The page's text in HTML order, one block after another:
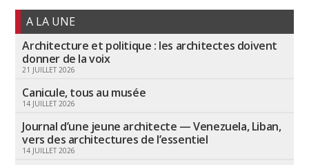
A LA UNE
Architecture et politique : les architectes doivent
donner de la voix
21 JUILLET 2026
Canicule, tous au musée
14 JUILLET 2026
Journal d’une jeune architecte — Venezuela, Liban,
vers des architectures de l’essentiel
14 JUILLET 2026